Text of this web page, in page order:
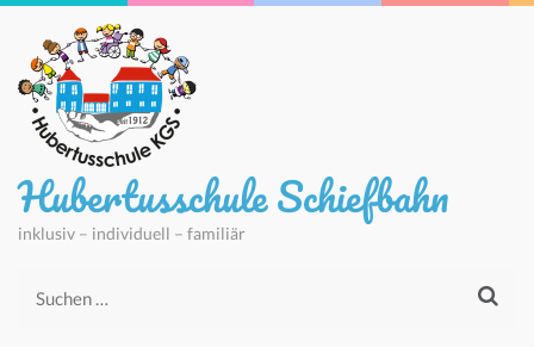
Hubertusschule Schiefbahn
inklusiv – individuell – familiär
Suchen